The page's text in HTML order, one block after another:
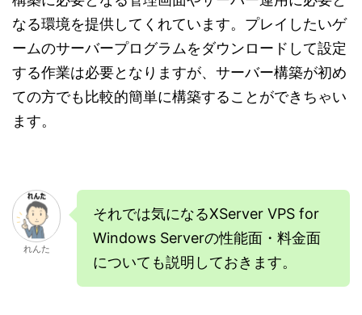
なる環境を提供してくれています。プレイしたいゲ
ームのサーバープログラムをダウンロードして設定
する作業は必要となりますが、サーバー構築が初め
ての方でも比較的簡単に構築することができちゃい
ます。
れんた
それでは気になるXServer VPS for
Windows Serverの性能面・料金面
についても説明しておきます。